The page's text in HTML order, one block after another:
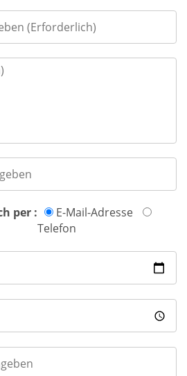
per :
E-Mail-Adresse
Telefon